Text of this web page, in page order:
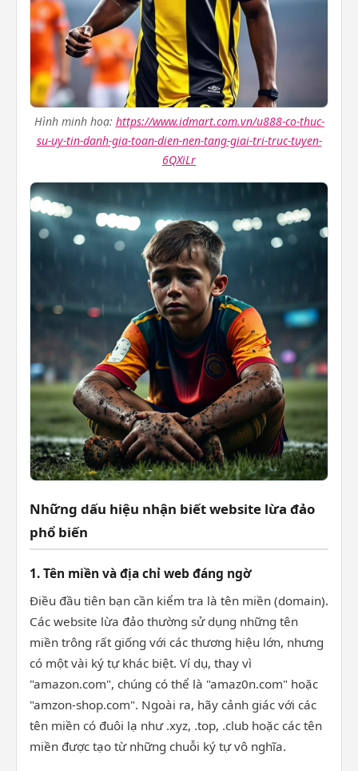
Hình minh hoạ: https://www.idmart.com.vn/u888-co-thuc-
su-uy-tin-danh-gia-toan-dien-nen-tang-giai-tri-truc-tuyen-
6QXiLr
Những dấu hiệu nhận biết website lừa đảo
phổ biến
1. Tên miền và địa chỉ web đáng ngờ
Điều đầu tiên bạn cần kiểm tra là tên miền (domain).
Các website lừa đảo thường sử dụng những tên
miền trông rất giống với các thương hiệu lớn, nhưng
có một vài ký tự khác biệt. Ví dụ, thay vì
"amazon.com", chúng có thể là "amaz0n.com" hoặc
"amzon-shop.com". Ngoài ra, hãy cảnh giác với các
tên miền có đuôi lạ như .xyz, .top, .club hoặc các tên
miền được tạo từ những chuỗi ký tự vô nghĩa.